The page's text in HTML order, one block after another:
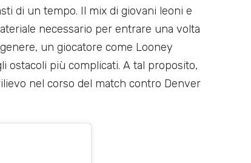
di un tempo. Il mix di giovani leoni e
necessario per entrare una volta
un giocatore come Looney
ostacoli più complicati. A tal proposito,
nel corso del match contro Denver